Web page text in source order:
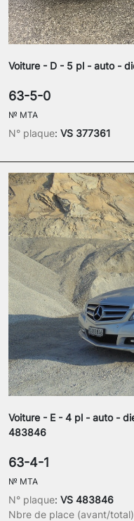
Voiture - D - 5 pl - auto -
N° plaque: VS 377361
63-5-0
№ MTA
Voiture - E - 4 pl - auto -
483846
N° plaque: VS 483846
Nbre de place (avant/total)
63-4-1
№ MTA